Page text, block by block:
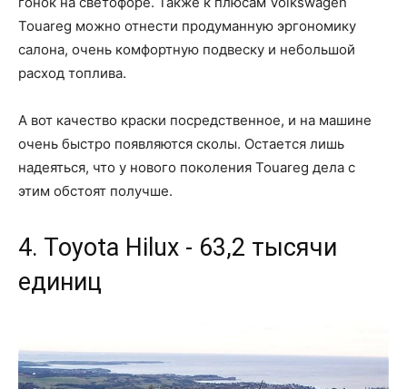
Touareg можно отнести продуманную эргономику
салона, очень комфортную подвеску и небольшой
расход топлива.
А вот качество краски посредственное, и на машине
очень быстро появляются сколы. Остается лишь
надеяться, что у нового поколения Touareg дела с
этим обстоят получше.
4. Toyota Hilux - 63,2 тысячи
единиц